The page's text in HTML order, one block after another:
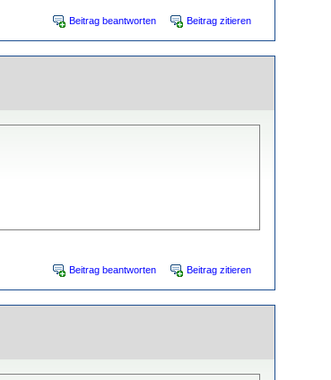
Beitrag beantworten Beitrag zitieren
Beitrag beantworten Beitrag zitieren